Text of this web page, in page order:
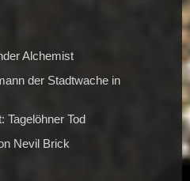
Alchemist
der Stadtwache in
Tagelöhner Tod
Nevil Brick